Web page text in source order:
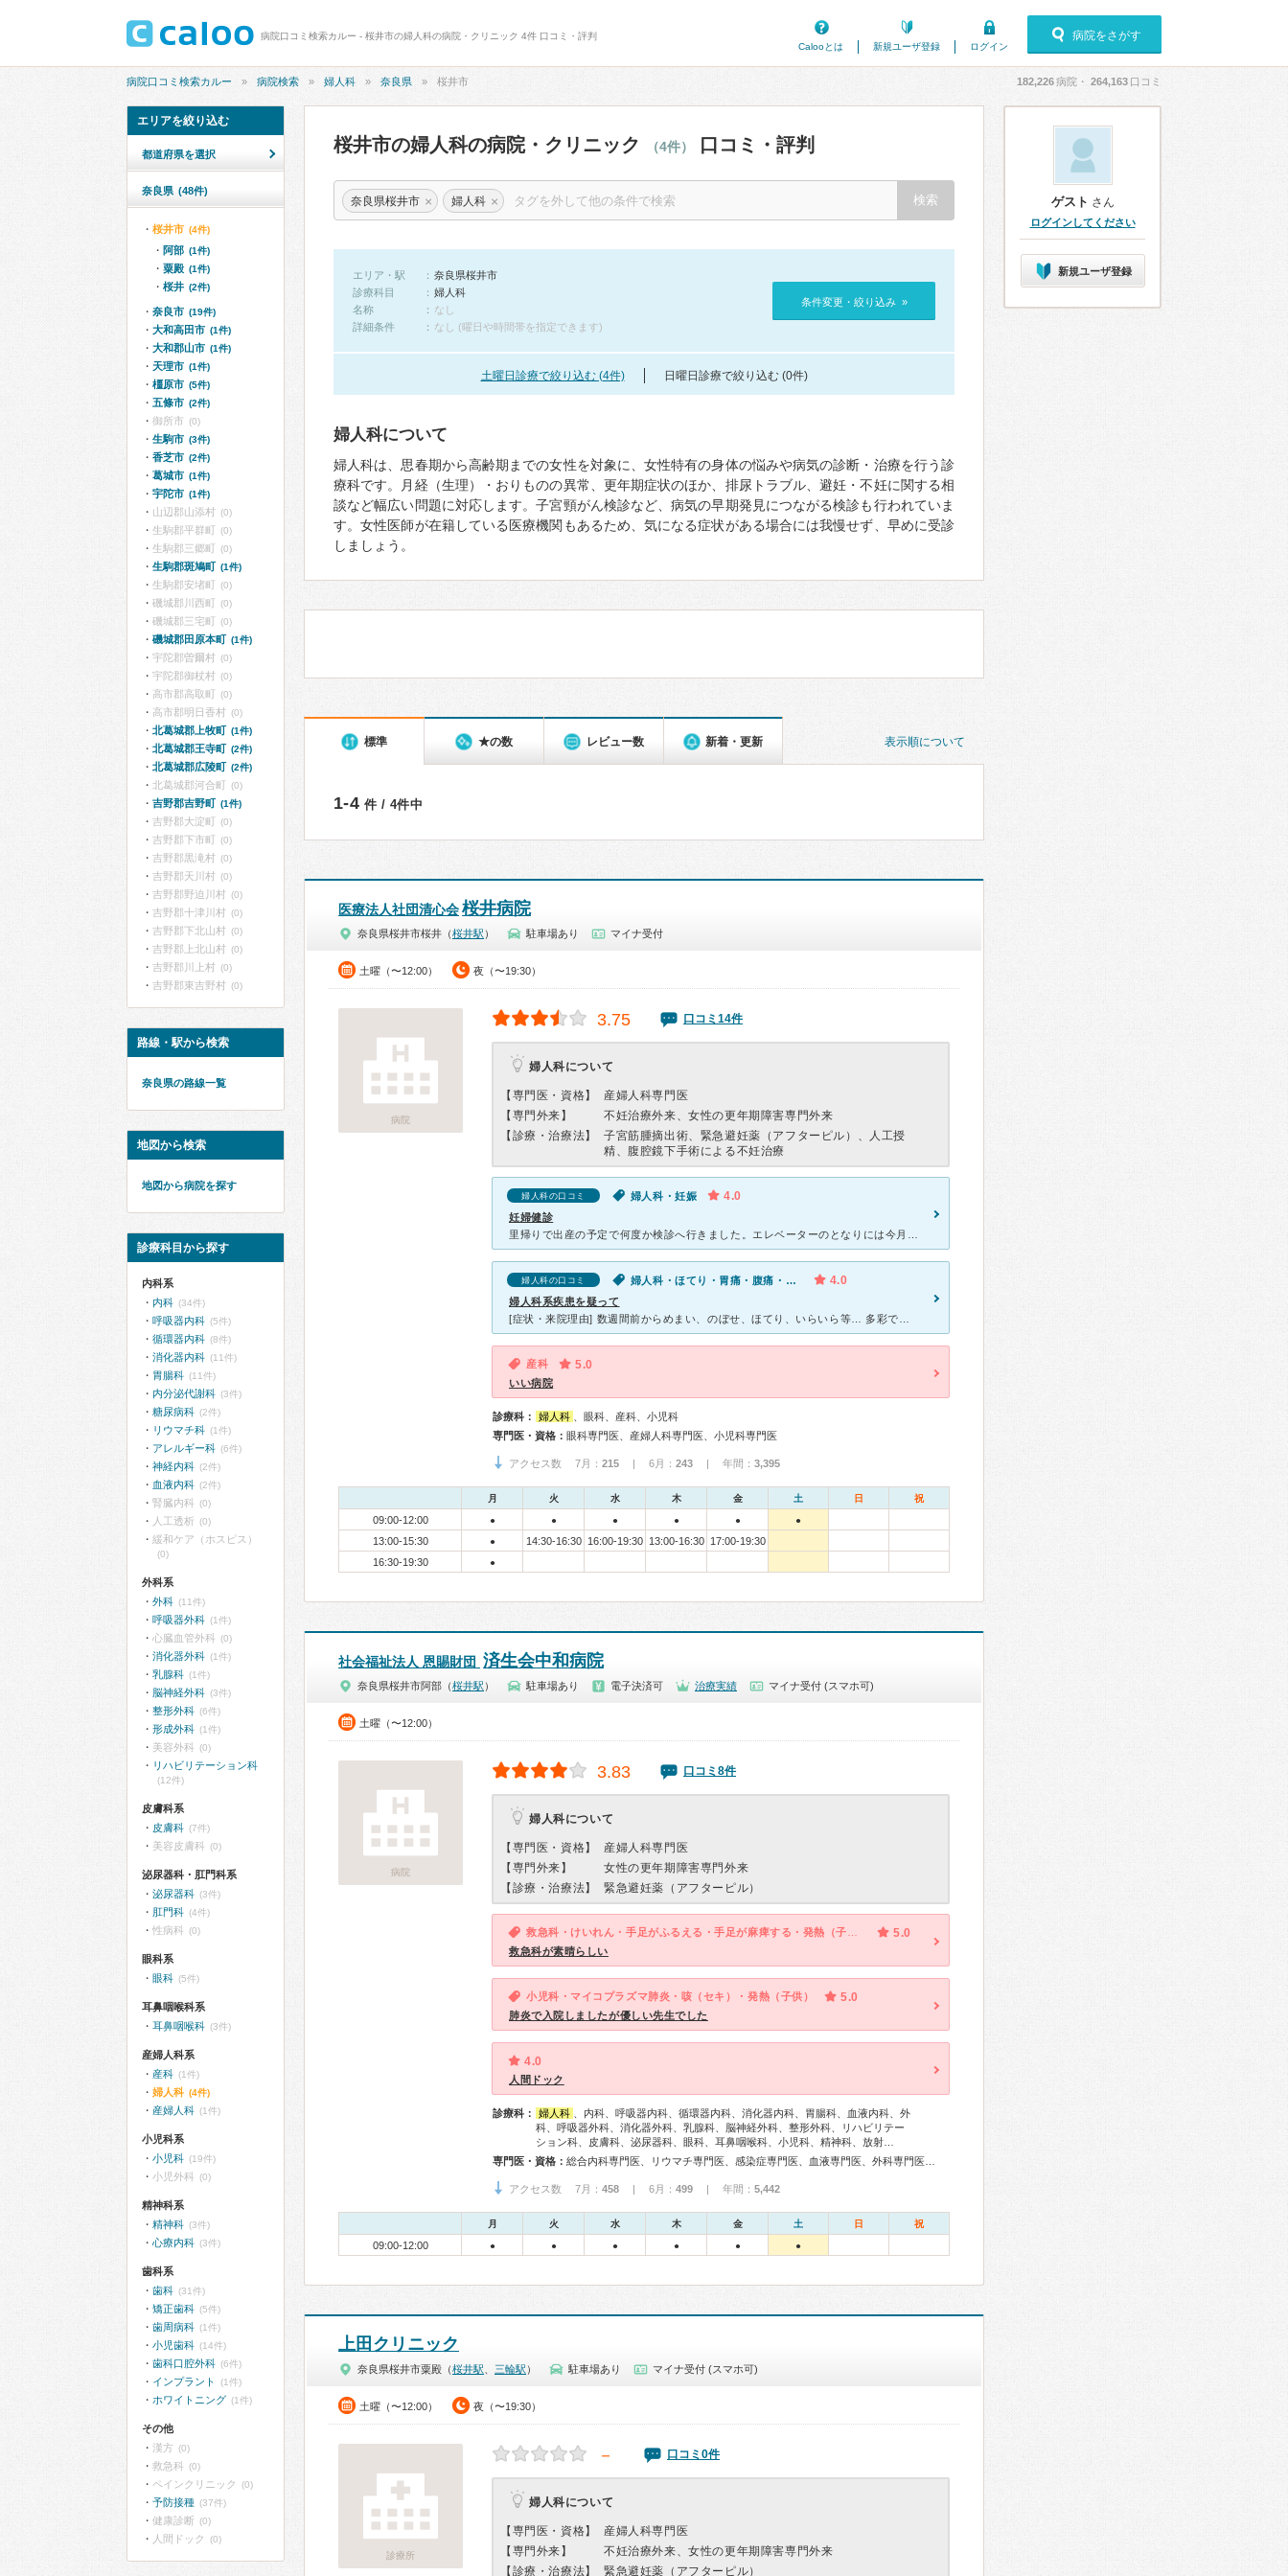
病院口コミ検索カルー - 桜井市の婦人科の病院・クリニック 4件 口コミ・評判
Calooとは
新規ユーザ登録 ログイン
病院をさがす
病院口コミ検索カルー 病院検索 婦人科 奈良県 桜井市 182,226病院・ 264,163 口コミ
桜井市の婦人科の病院・クリニック （4件） 口コミ・評判
奈良県桜井市 × 婦人科 ×
エリア・駅
奈良県桜井市
診療科目
婦人科
名称
なし
詳細条件
なし (曜日や時間帯を指定できます)
条件変更・絞り込み »
土曜日診療で絞り込む (4件) 日曜日診療で絞り込む (0件)
婦人科について
婦人科は、思春期から高齢期までの女性を対象に、女性特有の身体の悩みや病気の診断・治療を行う診
療科です。月経（生理）・おりものの異常、更年期症状のほか、排尿トラブル、避妊・不妊に関する相
談など幅広い問題に対応します。子宮頸がん検診など、病気の早期発見につながる検診も行われていま
す。女性医師が在籍している医療機関もあるため、気になる症状がある場合には我慢せず、早めに受診
しましょう。
表示順について
標準 ★の数 レビュー数 新着・更新
1-4 件 / 4件中
医療法人社団清心会桜井病院
奈良県桜井市桜井（桜井駅 ） 駐車場あり マイナ受付
土曜（〜12:00） 夜（〜19:30）
病院
3.75 口コミ14件
婦人科について
【専門医・資格】
産婦人科専門医
【専門外来】
不妊治療外来、女性の更年期障害専門外来
【診療・治療法】
子宮筋腫摘出術、緊急避妊薬（アフターピル）、人工授
精、腹腔鏡下手術による不妊治療
婦人科の口コミ 婦人科・妊娠 4.0
妊婦健診
婦人科の口コミ 婦人科・ほてり・胃痛・腹痛・めまい・だるい・冷え・吐き気・嘔吐・体調不良・耳鳴り・下腹部の痛み（女性）・生理不順（女性）・おりものの異常（女性） 4.0
婦人科系疾患を疑って
産科 5.0
いい病院
診療科： 婦人科
、眼科、産科、小児科
専門医・資格： 眼科専門医、産婦人科専門医、小児科専門医
アクセス数 7月： 215 | 6月： 243 | 年間： 3,395
月 火 水 木 金 土 日 祝
09:00-12:00 ● ● ● ● ● ●
13:00-15:30 ● 14:30-16:30 16:00-19:30 13:00-16:30
17:00-19:30
16:30-19:30
●
社会福祉法人 恩賜財団 済生会中和病院
奈良県桜井市阿部（桜井駅 ） 駐車場あり 電子決済可 治療実績 マイナ受付 (スマホ可)
土曜（〜12:00）
病院
3.83 口コミ8件
婦人科について
【専門医・資格】
産婦人科専門医
【専門外来】
女性の更年期障害専門外来
【診療・治療法】
緊急避妊薬（アフターピル）
5.0
救急科が素晴らしい
小児科・マイコプラズマ肺炎・咳（セキ）・発熱（子供） 5.0
肺炎で入院しましたが優しい先生でした
4.0
人間ドック
診療科： 婦人科
、内科、呼吸器内科、循環器内科、消化器内科、胃腸科、血液内科、外
科、呼吸器外科、消化器外科、乳腺科、脳神経外科、整形外科、リハビリテー
ション科、皮膚科、泌尿器科、眼科、耳鼻咽喉科、小児科、精神科、放射…
専門医・資格：
アクセス数 7月： 458 | 6月： 499 | 年間： 5,442
月 火 水 木 金 土 日 祝
09:00-12:00 ● ● ● ● ● ●
上田クリニック
奈良県桜井市粟殿（桜井駅 三輪駅 ） 駐車場あり マイナ受付 (スマホ可)
土曜（〜12:00） 夜（〜19:30）
診療所
－ 口コミ0件
婦人科について
【専門医・資格】
産婦人科専門医
【専門外来】
不妊治療外来、女性の更年期障害専門外来
【診療・治療法】
緊急避妊薬（アフターピル）
エリアを絞り込む
都道府県を選択
奈良県 (48件)
桜井市 (4件)
阿部 (1件)
粟殿 (1件)
桜井 (2件)
奈良市 (19件)
大和高田市 (1件)
大和郡山市 (1件)
天理市 (1件)
橿原市 (5件)
五條市 (2件)
御所市 (0)
生駒市 (3件)
香芝市 (2件)
葛城市 (1件)
宇陀市 (1件)
山辺郡山添村 (0)
生駒郡平群町 (0)
生駒郡三郷町 (0)
生駒郡斑鳩町 (1件)
生駒郡安堵町 (0)
磯城郡川西町 (0)
磯城郡三宅町 (0)
磯城郡田原本町 (1件)
宇陀郡曽爾村 (0)
宇陀郡御杖村 (0)
高市郡高取町 (0)
高市郡明日香村 (0)
北葛城郡上牧町 (1件)
北葛城郡王寺町 (2件)
北葛城郡広陵町 (2件)
北葛城郡河合町 (0)
吉野郡吉野町 (1件)
吉野郡大淀町 (0)
吉野郡下市町 (0)
吉野郡黒滝村 (0)
吉野郡天川村 (0)
吉野郡野迫川村 (0)
吉野郡十津川村 (0)
吉野郡下北山村 (0)
吉野郡上北山村 (0)
吉野郡川上村 (0)
吉野郡東吉野村 (0)
路線・駅から検索
奈良県の路線一覧
地図から検索
地図から病院を探す
診療科目から探す
内科系
内科 (34件)
呼吸器内科 (5件)
循環器内科 (8件)
消化器内科 (11件)
胃腸科 (11件)
内分泌代謝科 (3件)
糖尿病科 (2件)
リウマチ科 (1件)
アレルギー科 (6件)
神経内科 (2件)
血液内科 (2件)
腎臓内科 (0)
人工透析 (0)
緩和ケア（ホスピス）
(0)
外科系
外科 (11件)
呼吸器外科 (1件)
心臓血管外科 (0)
消化器外科 (1件)
乳腺科 (1件)
脳神経外科 (3件)
整形外科 (6件)
形成外科 (1件)
美容外科 (0)
リハビリテーション科
(12件)
皮膚科系
皮膚科 (7件)
美容皮膚科 (0)
泌尿器科・肛門科系
泌尿器科 (3件)
肛門科 (4件)
性病科 (0)
眼科系
眼科 (5件)
耳鼻咽喉科系
耳鼻咽喉科 (3件)
産婦人科系
産科 (1件)
婦人科 (4件)
産婦人科 (1件)
小児科系
小児科 (19件)
小児外科 (0)
精神科系
精神科 (3件)
心療内科 (3件)
歯科系
歯科 (31件)
矯正歯科 (5件)
歯周病科 (1件)
小児歯科 (14件)
歯科口腔外科 (6件)
インプラント (1件)
ホワイトニング (1件)
その他
漢方 (0)
救急科 (0)
ペインクリニック (0)
予防接種 (37件)
健康診断 (0)
人間ドック (0)
ゲスト さん
ログインしてください
新規ユーザ登録